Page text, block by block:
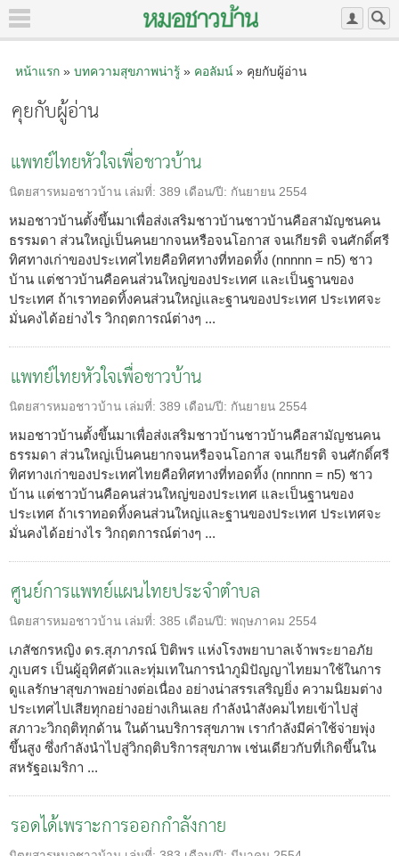
หน้าแรก» บทความสุขภาพน่ารู้» คอลัมน์» คุยกับผู้อ่าน
คุยกับผู้อ่าน
แพทย์ไทยหัวใจเพื่อชาวบ้าน
นิตยสารหมอชาวบ้าน เล่มที่: 389 เดือน/ปี: กันยายน 2554
หมอชาวบ้านตั้งขึ้นมาเพื่อส่งเสริมชาวบ้านชาวบ้านคือสามัญชนคน
ธรรมดา ส่วนใหญ่เป็นคนยากจนหรือจนโอกาส จนเกียรติ จนศักดิ์ศรี
ทิศทางเก่าของประเทศไทยคือทิศทางที่ทอดทิ้ง (nnnnn = n5) ชาว
บ้าน แต่ชาวบ้านคือคนส่วนใหญ่ของประเทศ และเป็นฐานของ
ประเทศ ถ้าเราทอดทิ้งคนส่วนใหญ่และฐานของประเทศ ประเทศจะ
มั่นคงได้อย่างไร วิกฤตการณ์ต่างๆ ...
แพทย์ไทยหัวใจเพื่อชาวบ้าน
นิตยสารหมอชาวบ้าน เล่มที่: 389 เดือน/ปี: กันยายน 2554
หมอชาวบ้านตั้งขึ้นมาเพื่อส่งเสริมชาวบ้านชาวบ้านคือสามัญชนคน
ธรรมดา ส่วนใหญ่เป็นคนยากจนหรือจนโอกาส จนเกียรติ จนศักดิ์ศรี
ทิศทางเก่าของประเทศไทยคือทิศทางที่ทอดทิ้ง (nnnnn = n5) ชาว
บ้าน แต่ชาวบ้านคือคนส่วนใหญ่ของประเทศ และเป็นฐานของ
ประเทศ ถ้าเราทอดทิ้งคนส่วนใหญ่และฐานของประเทศ ประเทศจะ
มั่นคงได้อย่างไร วิกฤตการณ์ต่างๆ ...
ศูนย์การแพทย์แผนไทยประจำตำบล
นิตยสารหมอชาวบ้าน เล่มที่: 385 เดือน/ปี: พฤษภาคม 2554
เภสัชกรหญิง ดร.สุภาภรณ์ ปิติพร แห่งโรงพยาบาลเจ้าพระยาอภัย
ภูเบศร เป็นผู้อุทิศตัวและทุ่มเทในการนำภูมิปัญญาไทยมาใช้ในการ
ดูแลรักษาสุขภาพอย่างต่อเนื่อง อย่างน่าสรรเสริญยิ่ง ความนิยมต่าง
ประเทศไปเสียทุกอย่างอย่างเกินเลย กำลังนำสังคมไทยเข้าไปสู่
สภาวะวิกฤติทุกด้าน ในด้านบริการสุขภาพ เรากำลังมีค่าใช้จ่ายพุ่ง
ขึ้นสูง ซึ่งกำลังนำไปสู่วิกฤติบริการสุขภาพ เช่นเดียวกับที่เกิดขึ้นใน
สหรัฐอเมริกา ...
รอดได้เพราะการออกกำลังกาย